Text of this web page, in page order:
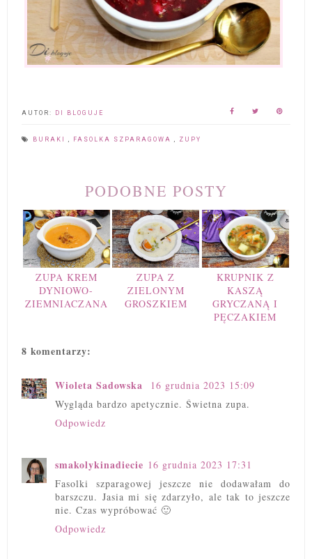
AUTOR: DI BLOGUJE
BURAKI FASOLKA SZPARAGOWA ZUPY
PODOBNE POSTY
ZUPA KREM
DYNIOWO-
ZIEMNIACZANA
ZUPA Z
ZIELONYM
GROSZKIEM
KRUPNIK Z
KASZĄ
GRYCZANĄ I
PĘCZAKIEM
8 komentarzy:
Wioleta Sadowska
16 grudnia 2023 15:09
Wygląda bardzo apetycznie. Świetna zupa.
Odpowiedz
smakolykinadiecie 16 grudnia 2023 17:31
Fasolki szparagowej jeszcze nie dodawałam do
barszczu. Jasia mi się zdarzyło, ale tak to jeszcze
nie. Czas wypróbować 🙂
Odpowiedz